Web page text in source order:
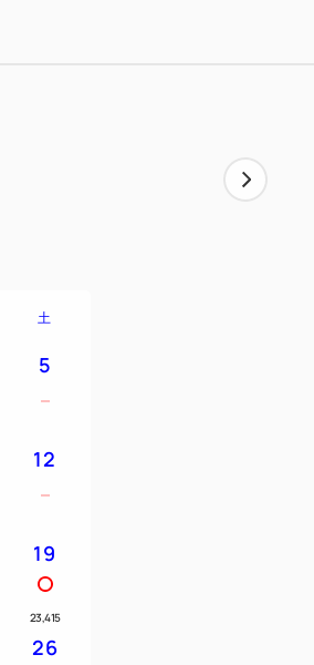
～6日（日）は対
があります。
用した方が対象
土
5
12
19
23,415
26